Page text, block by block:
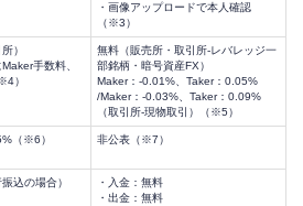
・画像アップロードで本人確認
（※3）
）
手数料、
）
無料（販売所・取引所-レバレッジ一
部銘柄・暗号資産FX）
Maker：-0.01%、Taker：0.05%
/Maker：-0.03%、Taker：0.09%
（取引所-現物取引）（※5）
（※6）
非公表（※7）
込の場合）
・入金：無料
・出金：無料